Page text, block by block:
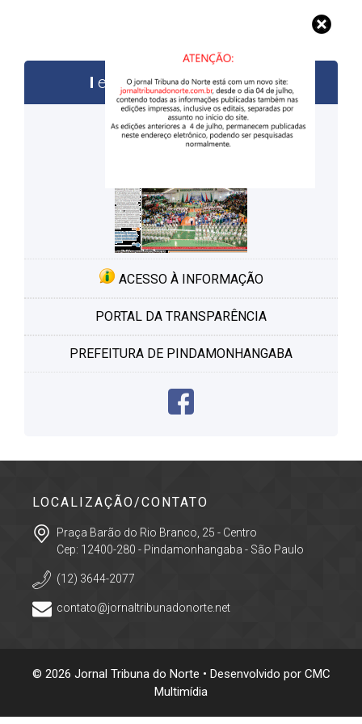
edições anteriores
ACESSO À INFORMAÇÃO
PORTAL DA TRANSPARÊNCIA
PREFEITURA DE PINDAMONHANGABA
LOCALIZAÇÃO/CONTATO
Praça Barão do Rio Branco, 25 - Centro
Cep: 12400-280 - Pindamonhangaba - São Paulo
(12) 3644-2077
contato@jornaltribunadonorte.net
© 2026 Jornal Tribuna do Norte • Desenvolvido por CMC
Multimídia